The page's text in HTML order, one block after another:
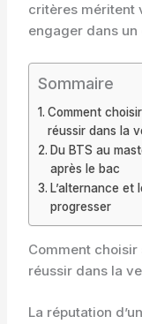
critères méritent
engager dans
Sommaire
Comment
réussir dans la
Du BTS au
après le bac
L’alternance et
progresser
Comment
réussir dans la
La réputation